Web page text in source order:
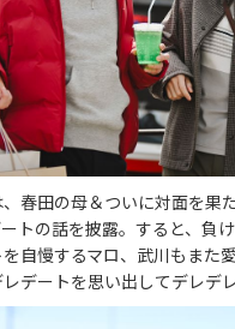
春田の母＆ついに対面を果
トの話を披露。すると、負
自慢するマロ、武川もまた
デートを思い出してデレデ